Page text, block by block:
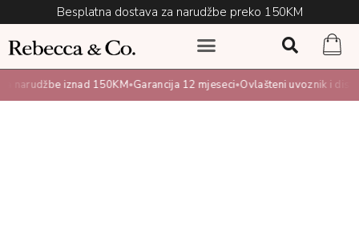
Besplatna dostava za narudžbe preko 150KM
iznad 150KM•Garancija 12 mjeseci•Ovlašteni uvoznik i